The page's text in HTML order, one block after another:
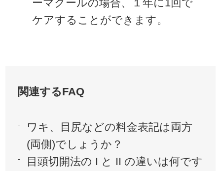
ーマクールの場合、１年に1回で
ケアすることができます。
関連するFAQ
ワキ、目尻などの料金表記は両方
(両側)でしょうか？
目頭切開法の I と II の違いは何です